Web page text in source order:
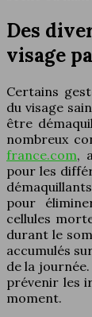
Des
visage
Certains
du visage
être
nombreux
france.com,
pour les
pour
cellules
durant le
accumulés
de la
prévenir les
moment.